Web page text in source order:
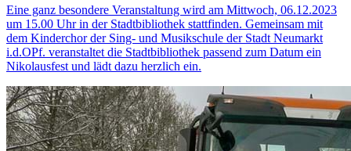
Eine ganz besondere Veranstaltung wird am Mittwoch, 06.12.2023
um 15.00 Uhr in der Stadtbibliothek stattfinden. Gemeinsam mit
dem Kinderchor der Sing- und Musikschule der Stadt Neumarkt
i.d.OPf. veranstaltet die Stadtbibliothek passend zum Datum ein
Nikolausfest und lädt dazu herzlich ein.